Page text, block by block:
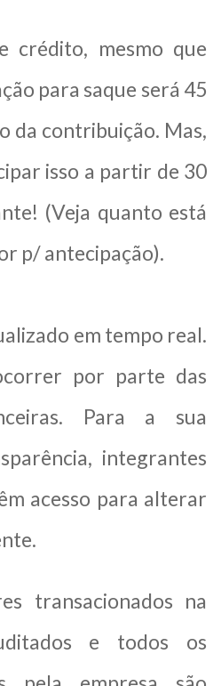
crédito, mesmo que
para saque será 45
da contribuição. Mas,
isso a partir de 30
(Veja quanto está
p/ antecipação).
em tempo real.
por parte das
Para a sua
integrantes
acesso para alterar
transacionados na
e todos os